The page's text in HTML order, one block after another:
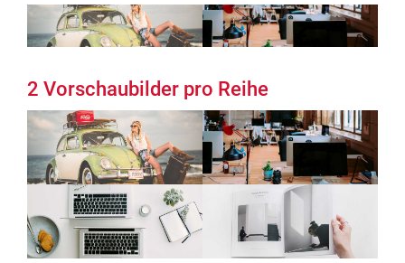
2 Vorschaubilder pro Reihe